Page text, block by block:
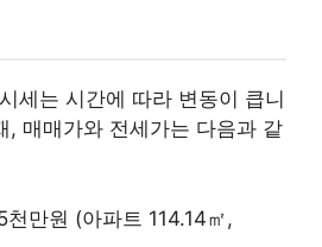
세는 시간에 따라 변동이 큽니
, 매매가와 전세가는 다음과 같
만원 (아파트 114.14㎡,